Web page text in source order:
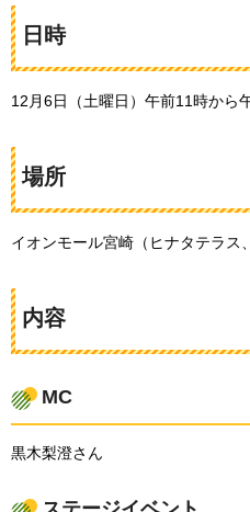
日時
12月6日（土曜日）午前11時から
場所
イオンモール宮崎（ヒナタテラス
内容
MC
黒木梨澄さん